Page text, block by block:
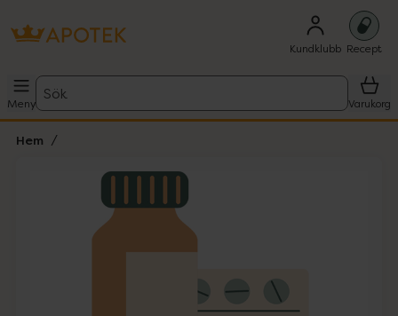
Kundklubb Recept
Meny
Sök
Varukorg
Hem
Lista: . Innehåller 1 objekt.